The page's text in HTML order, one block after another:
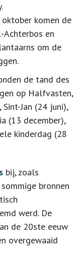
komen de
Achterbos en
om de
de tand des
op Halfvasten,
Jan (24 juni),
(13 december),
kinderdag (28
bij, zoals
bronnen
werd. De
de 20ste eeuw
overgewaaid